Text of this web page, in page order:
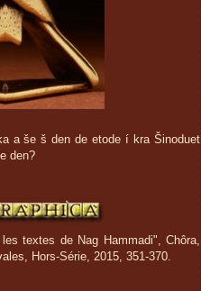
a še š den de etode í kra Šinoduet
den?
textes de Nag Hammadi", Chôra,
Hors-Série, 2015, 351-370.